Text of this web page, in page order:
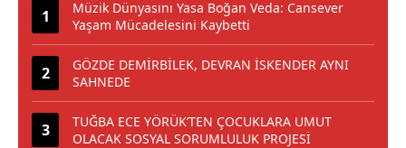
Müzik Dünyasını Yasa Boğan Veda: Cansever
Yaşam Mücadelesini Kaybetti
GÖZDE DEMİRBİLEK, DEVRAN İSKENDER AYNI
SAHNEDE
TUĞBA ECE YÖRÜK’TEN ÇOCUKLARA UMUT
OLACAK SOSYAL SORUMLULUK PROJESİ